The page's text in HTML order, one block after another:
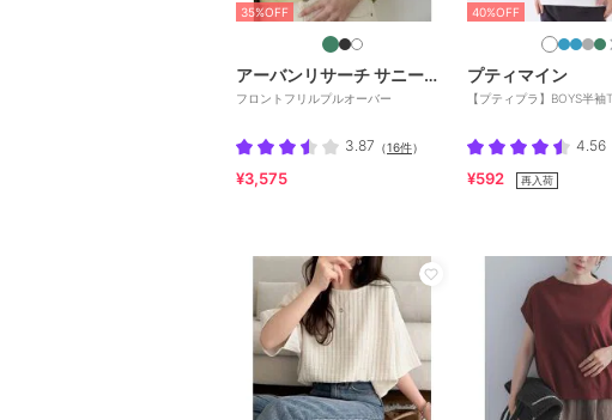
35%OFF
アーバンリサーチ サニーレーベル
フロントフリルプルオーバー
3.87 （16件）
¥3,575
40%OFF
プティマイン
【プティプラ】BOYS半袖
4.56
¥592 再入荷